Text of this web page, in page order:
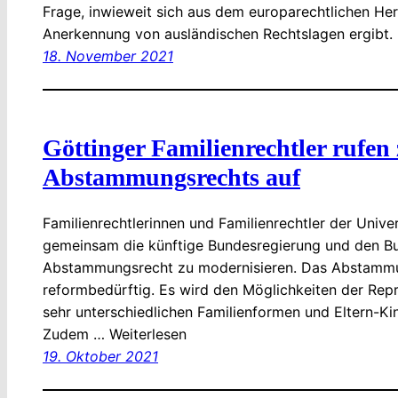
Frage, inwieweit sich aus dem europarechtlichen
Anerkennung von ausländischen Rechtslagen
18. November 2021
Göttinger Familienrechtler
Abstammungsrechts auf
Familienrechtlerinnen und Familienrechtler der
gemeinsam die künftige Bundesregierung und den
Abstammungsrecht zu modernisieren. Das
reformbedürftig. Es wird den Möglichkeiten der
sehr unterschiedlichen Familienformen und Eltern-
Zudem … Weiterlesen
19. Oktober 2021